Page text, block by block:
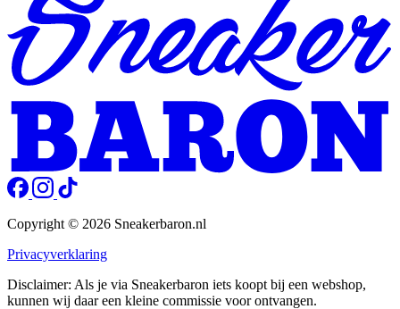
Copyright © 2026 Sneakerbaron.nl
Privacyverklaring
Disclaimer: Als je via Sneakerbaron iets koopt bij een webshop,
kunnen wij daar een kleine commissie voor ontvangen.